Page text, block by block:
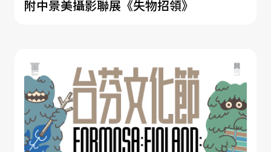
附中景美攝影聯展《失物招領》